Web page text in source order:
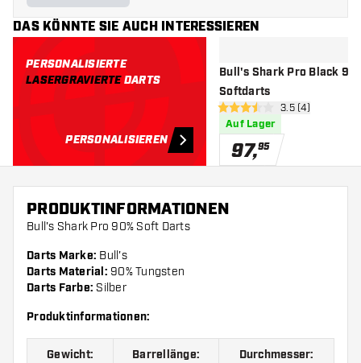
DAS KÖNNTE SIE AUCH INTERESSIEREN
PERSONALISIERTE
LASERGRAVIERTEDARTS
PERSONALISIEREN
Bull's Shark Pro Black
Softdarts
3.5 Bewertungssterne
3.5 (4)
Auf Lager
97,95
PRODUKTINFORMATIONEN
Bull's Shark Pro 90% Soft Darts
Darts Marke: Bull's
Darts Material: 90% Tungsten
Darts Farbe: Silber
Produktinformationen:
Gewicht: Barrellänge: Durchmesser: